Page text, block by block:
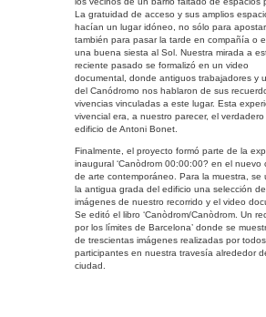
La gratuidad de acceso y sus amplios
hacían un lugar idóneo, no sólo para
también para pasar la tarde en compañía o
una buena siesta al Sol. Nuestra mirada a
reciente pasado se formalizó en un video
documental, donde antiguos trabajadores y
del Canódromo nos hablaron de sus
vivencias vinculadas a este lugar. Esta
vivencial era, a nuestro parecer, el
edificio de Antoni Bonet.
Finalmente, el proyecto formó parte de la
inaugural ‘Canòdrom 00:00:00? en el nuevo
de arte contemporáneo. Para la muestra, se
la antigua grada del edificio una selección de
imágenes de nuestro recorrido y el video
Se editó el libro ‘Canòdrom/Canòdrom. Un
por los límites de Barcelona’ donde se
de trescientas imágenes realizadas por
participantes en nuestra travesía alrededor
ciudad.